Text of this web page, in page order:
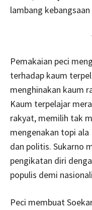
lambang kebangsaan
Pemakaian peci
terhadap kaum
menghinakan kaum
Kaum terpelajar
rakyat, memilih tak
mengenakan topi
dan politis. Sukarno
pengikatan diri
populis demi
Peci membuat